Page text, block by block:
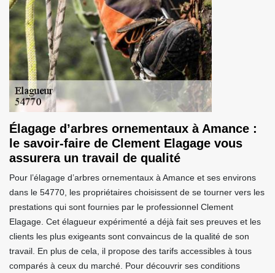
Élagage d’arbres ornementaux à Amance :
le savoir-faire de Clement Elagage vous
assurera un travail de qualité
Pour l’élagage d’arbres ornementaux à Amance et ses environs
dans le 54770, les propriétaires choisissent de se tourner vers les
prestations qui sont fournies par le professionnel Clement
Elagage. Cet élagueur expérimenté a déjà fait ses preuves et les
clients les plus exigeants sont convaincus de la qualité de son
travail. En plus de cela, il propose des tarifs accessibles à tous
comparés à ceux du marché. Pour découvrir ses conditions